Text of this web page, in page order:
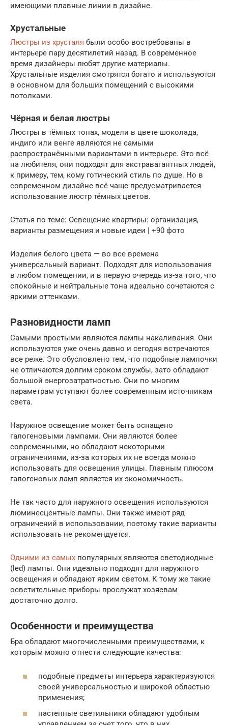
имеющими плавные линии в дизайне.
Хрустальные
Люстры из хрусталя были особо востребованы в
интерьере пару десятилетий назад. В современное
время дизайнеры любят другие материалы.
Хрустальные изделия смотрятся богато и используются
в основном для больших помещений с высокими
потолками.
Чёрная и белая люстры
Люстры в тёмных тонах, модели в цвете шоколада,
индиго или венге являются не самыми
распространёнными вариантами в интерьере. Это всё
на любителя, они подходят для экстравагантных людей,
к примеру, тем, кому готический стиль по душе. Но в
современном дизайне всё чаще предусматривается
использование люстр тёмных цветов.
Статья по теме: Освещение квартиры: организация,
варианты размещения и новые идеи | +90 фото
Изделия белого цвета — во все времена
универсальный вариант. Подходят для использования
в любом помещении, и в первую очередь из-за того, что
спокойные и нейтральные тона идеально сочетаются с
яркими оттенками.
Разновидности ламп
Самыми простыми являются лампы накаливания. Они
используются уже очень давно и сегодня встречаются
все реже. Это обусловлено тем, что подобные лампочки
не отличаются долгим сроком службы, зато обладают
большой энергозатратностью. Они по многим
параметрам уступают более современным источникам
света.
Наружное освещение может быть оснащено
галогеновыми лампами. Они являются более
современными, но обладают некоторыми
ограничениями, из-за которых их не всегда можно
использовать для освещения улицы. Главным плюсом
галогеновых ламп является их экономичность.
Не так часто для наружного освещения используются
люминесцентные лампы. Они также имеют ряд
ограничений в использовании, поэтому такие варианты
использовать не рекомендуется.
Одними из самых популярных являются светодиодные
(led) лампы. Они идеально подходят для наружного
освещения и обладают ярким светом. К тому же такие
осветительные приборы прослужат хозяевам
достаточно долго.
Особенности и преимущества
Бра обладают многочисленными преимуществами, к
которым можно отнести следующие качества:
подобные предметы интерьера характеризуются
своей универсальностью и широкой областью
применения;
настенные светильники обладают удобным